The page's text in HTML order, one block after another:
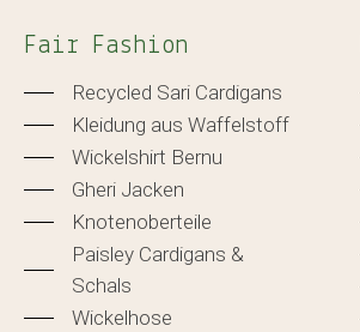
Fair Fashion
Recycled Sari Cardigans
Kleidung aus Waffelstoff
Wickelshirt Bernu
Gheri Jacken
Knotenoberteile
Paisley Cardigans &
Schals
Wickelhose